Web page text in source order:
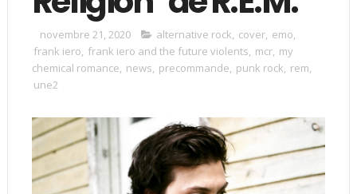
novembre 21, 2020 alternative rock, cover, emo,
frank iero, frank iero and the future violents, mcr, my
chemical romance, news, precommande, punk rock, rem,
une2